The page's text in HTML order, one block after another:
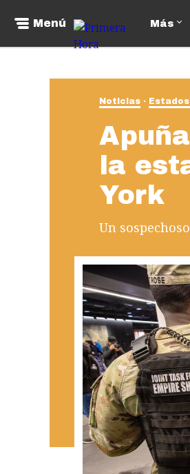
Menú Más
Noticias
la
York
Un